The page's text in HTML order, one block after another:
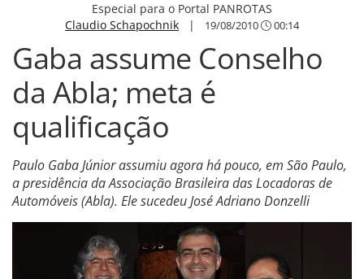
Especial para o Portal PANROTAS
Claudio Schapochnik | 19/08/2010 00:14
Gaba assume Conselho
da Abla; meta é
qualificação
Paulo Gaba Júnior assumiu agora há pouco, em São Paulo,
a presidência da Associação Brasileira das Locadoras de
Automóveis (Abla). Ele sucedeu José Adriano Donzelli